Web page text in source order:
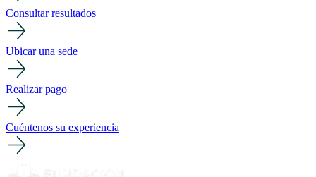
Consultar resultados
Ubicar una sede
Realizar pago
Cuéntenos su experiencia